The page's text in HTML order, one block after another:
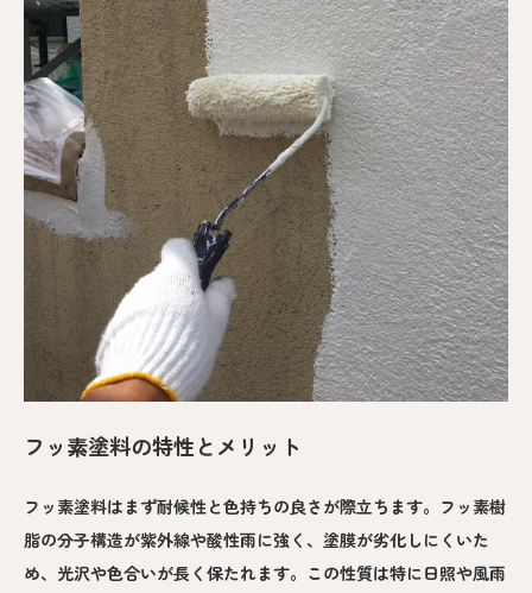
フッ素塗料の特性とメリット
フッ素塗料はまず耐候性と色持ちの良さが際立ちます。フッ素樹
脂の分子構造が紫外線や酸性雨に強く、塗膜が劣化しにくいた
め、光沢や色合いが長く保たれます。この性質は特に日照や風雨